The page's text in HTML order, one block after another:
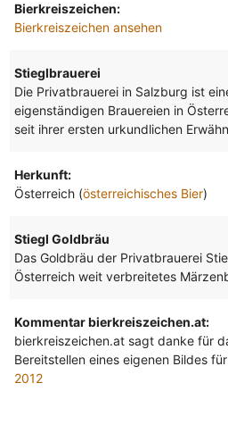
Bierkreiszeichen:
Bierkreiszeichen ansehen
Stieglbrauerei
Die Privatbrauerei in Salzburg ist
eigenständigen Brauereien in
seit ihrer ersten urkundlichen
Herkunft:
Österreich (österreichisches Bier)
Stiegl Goldbräu
Das Goldbräu der Privatbrauerei
Österreich weit verbreitetes
Kommentar bierkreiszeichen.at:
bierkreiszeichen.at sagt danke für
Bereitstellen eines eigenen Bildes
2012